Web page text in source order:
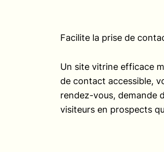
Facilite la prise de
Un site vitrine efficace
de contact accessible,
rendez-vous, demande
visiteurs en prospects